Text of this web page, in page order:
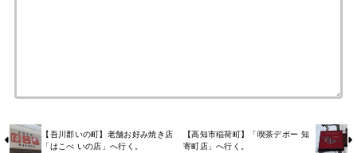
【吾川郡いの町】老舗お好み焼き店
「はこべ いの店」へ行く。
【高知市稲荷町】「喫茶デポー 知
寄町店」へ行く。